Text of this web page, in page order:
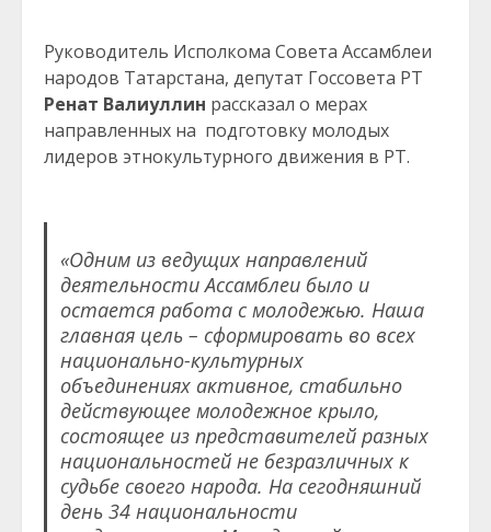
Руководитель Исполкома Совета Ассамблеи
народов Татарстана, депутат Госсовета РТ
Ренат Валиуллин рассказал о мерах
направленных на подготовку молодых
лидеров этнокультурного движения в РТ.
«Одним из ведущих направлений
деятельности Ассамблеи было и
остается работа с молодежью. Наша
главная цель – сформировать во всех
национально-культурных
объединениях активное, стабильно
действующее молодежное крыло,
состоящее из представителей разных
национальностей не безразличных к
судьбе своего народа. На сегодняшний
день 34 национальности